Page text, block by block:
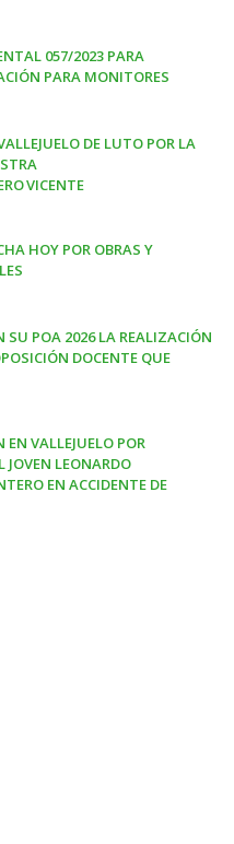
057/2023 PARA
PARA MONITORES
DE LUTO POR LA
VICENTE
HOY POR OBRAS Y
SU POA 2026 LA REALIZACIÓN
DOCENTE QUE
VALLEJUELO POR
JOVEN LEONARDO
EN ACCIDENTE DE